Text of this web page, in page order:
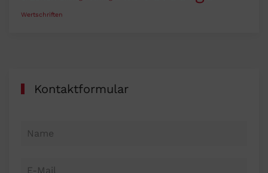
Wertschriften
Kontaktformular